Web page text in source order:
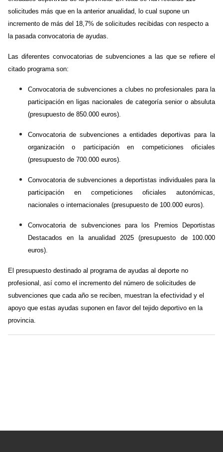
solicitudes más que en la anterior anualidad, lo cual supone un
incremento de más del 18,7% de solicitudes recibidas con respecto a
la pasada convocatoria de ayudas.
Las diferentes convocatorias de subvenciones a las que se refiere el
citado programa son:
Convocatoria de subvenciones a clubes no profesionales para la
participación en ligas nacionales de categoría senior o absuluta
(presupuesto de 850.000 euros).
Convocatoria de subvenciones a entidades deportivas para la
organización o participación en competiciones oficiales
(presupuesto de 700.000 euros).
Convocatoria de subvenciones a deportistas individuales para la
participación en competiciones oficiales autonómicas,
nacionales o internacionales (presupuesto de 100.000 euros).
Convocatoria de subvenciones para los Premios Deportistas
Destacados en la anualidad 2025 (presupuesto de 100.000
euros).
El presupuesto destinado al programa de ayudas al deporte no
profesional, así como el incremento del número de solicitudes de
subvenciones que cada año se reciben, muestran la efectividad y el
apoyo que estas ayudas suponen en favor del tejido deportivo en la
provincia.